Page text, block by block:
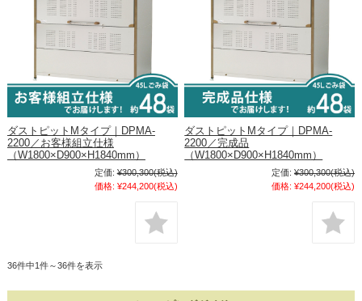
ダストピットMタイプ｜DPMA-
2200／お客様組立仕様
（W1800×D900×H1840mm）
定価: ¥300,300(税込)
価格: ¥244,200(税込)
ダストピットMタイプ｜DPMA-
2200／完成品
（W1800×D900×H1840mm）
定価: ¥300,300(税込)
価格: ¥244,200(税込)
36件中1件～36件を表示